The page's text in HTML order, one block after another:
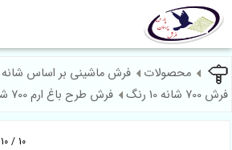
محصولات فرش ماشینی بر اساس شانه
فرش 700 شانه 10 رنگ
فرش طرح باغ ارم 700 شانه 10 رنگ
10 / 10